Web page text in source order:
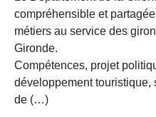
compréhensible et
métiers au service des
Gironde.
Compétences, projet
développement touristique,
de (…)